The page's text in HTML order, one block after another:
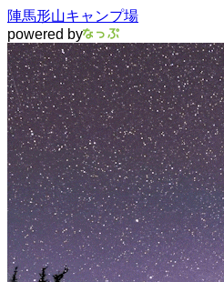
陣馬形山キャンプ場
powered by